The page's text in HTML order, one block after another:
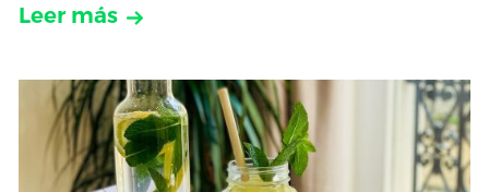
Leer más